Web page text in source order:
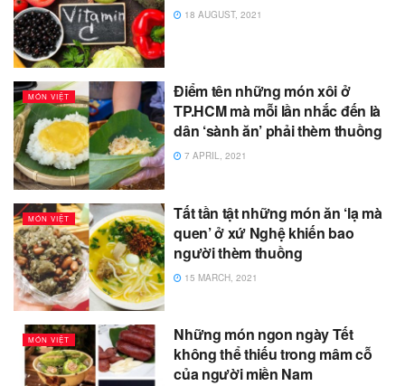
18 AUGUST, 2021
MÓN VIỆT
Điểm tên những món xôi ở
TP.HCM mà mỗi lần nhắc đến là
dân ‘sành ăn’ phải thèm thuồng
7 APRIL, 2021
MÓN VIỆT
Tất tần tật những món ăn ‘lạ mà
quen’ ở xứ Nghệ khiến bao
người thèm thuồng
15 MARCH, 2021
MÓN VIỆT
Những món ngon ngày Tết
không thể thiếu trong mâm cỗ
của người miền Nam